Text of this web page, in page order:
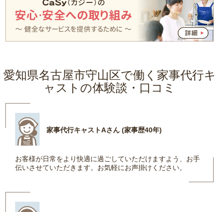
愛知県名古屋市守山区で働く家事代行キ
ャストの体験談・口コミ
家事代行キャストAさん (家事歴40年)
お客様が日常をより快適に過ごしていただけますよう、お手
伝いさせていただきます。お気軽にお声掛けください。